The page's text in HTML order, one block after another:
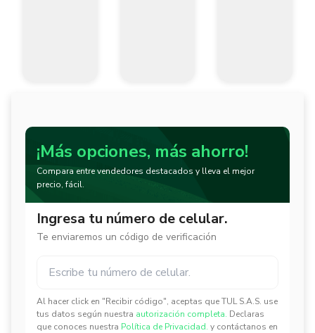
¡Más opciones, más ahorro!
Compara entre vendedores destacados y lleva el mejor
precio, fácil.
Ingresa tu número de celular.
Te enviaremos un código de verificación
Al hacer click en "Recibir código", aceptas que TUL S.A.S. use
tus datos según nuestra autorización completa. Declaras
que conoces nuestra Política de Privacidad. y contáctanos en
✕
✕